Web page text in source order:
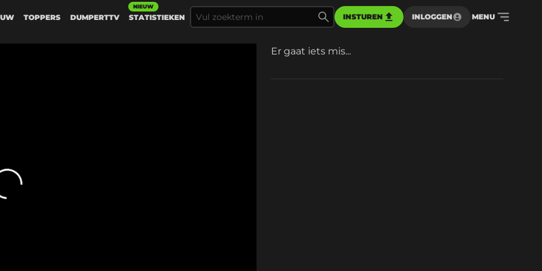
TOPPERS DUMPERTTV STATISTIEKEN
NIEUW
INSTUREN INLOGGEN MENU
Er gaat iets mis...